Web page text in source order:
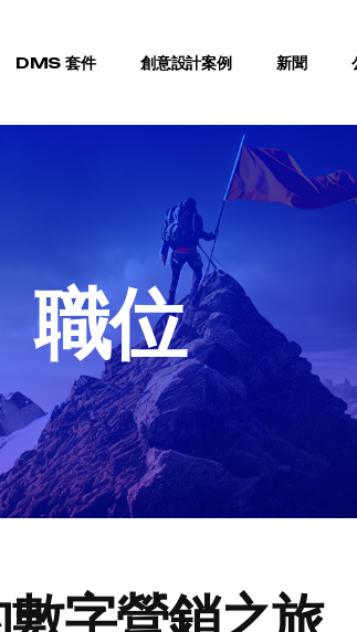
DMS 套件 創意設計案例 新聞
職位
字營銷之旅